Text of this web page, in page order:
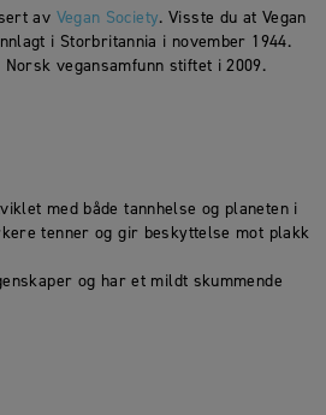
av Vegan Society. Visste du at Vegan
i Storbritannia i november 1944.
vegansamfunn stiftet i 2009.
med både tannhelse og planeten i
tenner og gir beskyttelse mot plakk
og har et mildt skummende